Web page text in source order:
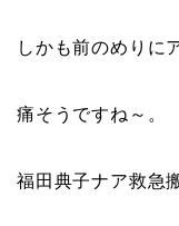
しかも前のめりに
痛そうですね～。
福田典子ナア救急